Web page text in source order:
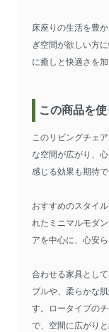
床座りの生活を豊
ぎ空間が欲しい方
に癒しと快適さを加
この商品を
このリビングチェ
な空間が広がり、
感じる効果も期待で
おすすめのスタイ
れたミニマルモダ
アを中心に、心安
合わせる家具とし
ブルや、柔らかな
す。ロータイプの
で、空間に広がり